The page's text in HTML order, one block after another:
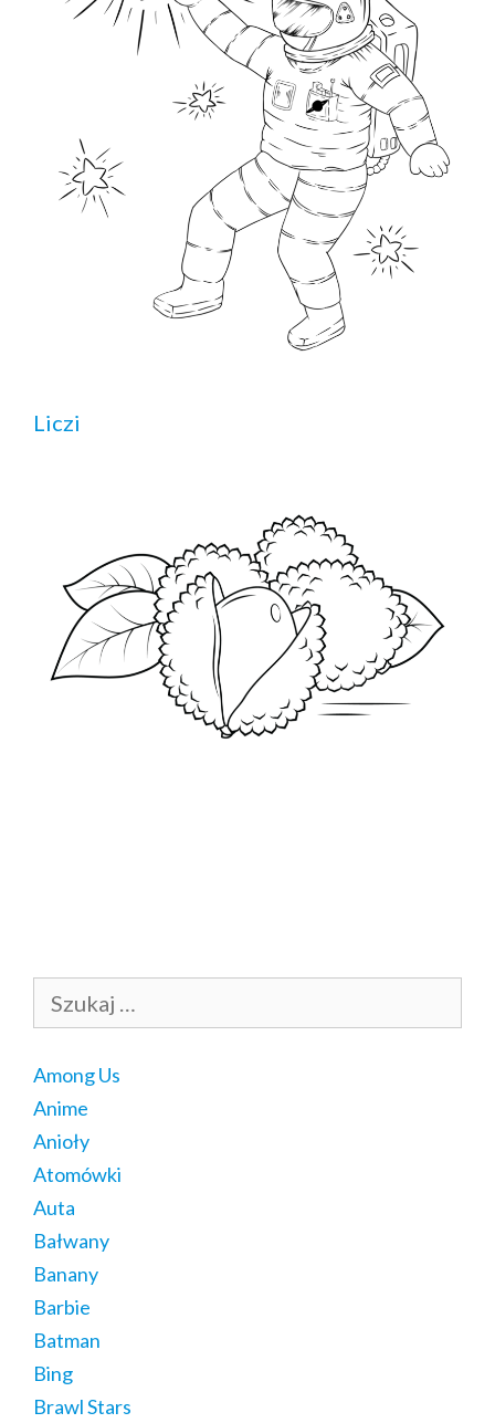
Liczi
Among Us
Anime
Anioły
Atomówki
Auta
Bałwany
Banany
Barbie
Batman
Bing
Brawl Stars